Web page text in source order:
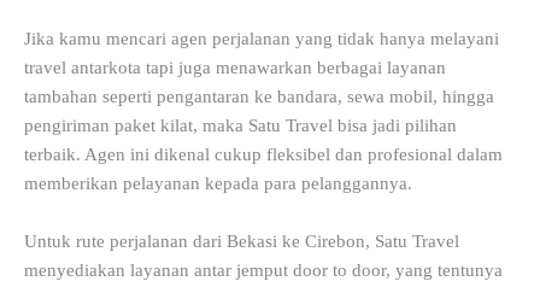
Jika kamu mencari agen perjalanan yang tidak hanya melayani
travel antarkota tapi juga menawarkan berbagai layanan
tambahan seperti pengantaran ke bandara, sewa mobil, hingga
pengiriman paket kilat, maka Satu Travel bisa jadi pilihan
terbaik. Agen ini dikenal cukup fleksibel dan profesional dalam
memberikan pelayanan kepada para pelanggannya.
Untuk rute perjalanan dari Bekasi ke Cirebon, Satu Travel
menyediakan layanan antar jemput door to door, yang tentunya